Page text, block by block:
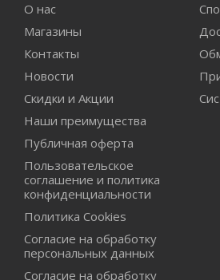
О нас
Магазины
Контакты
Новости
Скидки и Акции
Наши преимущества
Публичная оферта
Пользовательское
соглашение и политика
конфиденциальности
Политика Cookies
Согласие на обработку
персональных данных
Согласие на обработку